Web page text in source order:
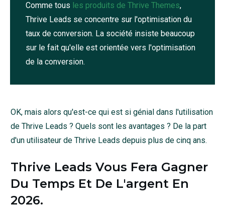
Comme tous les produits de Thrive Themes,
Thrive Leads se concentre sur l'optimisation du
taux de conversion. La société insiste beaucoup
sur le fait qu'elle est orientée vers l'optimisation
de la conversion.
OK, mais alors qu'est-ce qui est si génial dans l'utilisation
de Thrive Leads ? Quels sont les avantages ? De la part
d'un utilisateur de Thrive Leads depuis plus de cinq ans.
Thrive Leads Vous Fera Gagner
Du Temps Et De L'argent En
2026.